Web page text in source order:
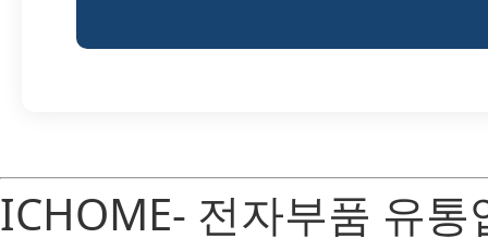
ICHOME- 전자부품 유